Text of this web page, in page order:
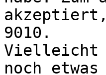
akzeptiert,
9010.
Vielleicht
noch